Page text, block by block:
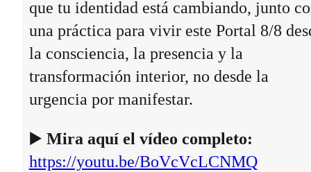
que tu identidad está cambiando, junto
una práctica para vivir este Portal 8/8
la consciencia, la presencia y la
transformación interior, no desde la
urgencia por manifestar.
▶️ Mira aquí el vídeo completo:
https://youtu.be/BoVcVcLCNMQ